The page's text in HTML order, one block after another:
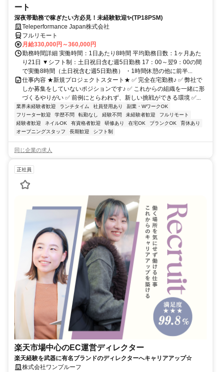
ート
深夜帯勤務で稼ぎたい方必見！未経験歓迎✨(TP18PSM)
Teleperformance Japan株式会社
フルリモート
月給330,000円～360,000円
勤務時間詳細 実働時間：1日あたり8時間 平均勤務日数：1ヶ月あた
り21日 ▼シフト制：土日祝日含む週5日勤務 17：00～翌9：00の間
で実働8時間（土日祝含む週5日勤務） ・1時間休憩の他に前半...
仕事内容 ★新規プロジェクトスタート★ ✅ 完全在宅勤務♪ ✅ 弊社で
しか募集をしていないポジションです♪ ✅ これからの組織を一緒に形
づくるやりがい ✅ 前例にとらわれず、新しい挑戦ができる環境 ✅...
業界未経験者歓迎 ランチタイム 社員登用あり
副業・WワークOK
フリーター歓迎
学歴不問 転勤なし 経験不問 未経験者歓迎
フルリモート
経験者歓迎
ネイルOK 有資格者歓迎 研修あり 在宅OK ブランクOK
育休あり
オープニングスタッフ
長期歓迎 シフト制
同じ企業の求人
正社員
楽天市場中心のEC運営ディレクター
楽天経験を武器に有名ブランドのディレクターへキャリアアップ☆
株式会社ワンプルーフ